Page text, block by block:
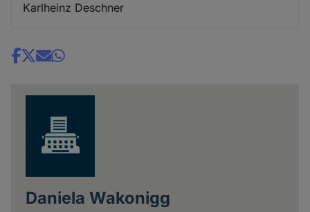
Karlheinz Deschner
Share
Daniela Wakonigg